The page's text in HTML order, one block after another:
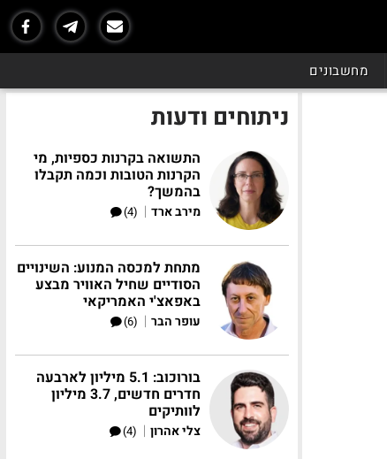
מחשבונים
ניתוחים ודעות
התשואה בקרנות כספיות, מי
הקרנות הטובות וכמה תקבלו
בהמשך?
מירב ארד |
(4)
מתחת למכסה המנוע: השינויים
הסודיים שחיל האוויר מבצע
באפאצ'י האמריקאי
עופר הבר |
(6)
בורוכוב: 5.1 מיליון לארבעה
חדרים חדשים, 3.7 מיליון
לוותיקים
צלי אהרון |
(4)